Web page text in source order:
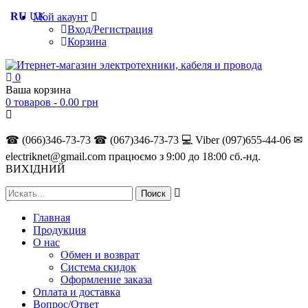
Мой акаунт
Вход/Регистрация
Корзина
0
Ваша корзина
0 товаров - 0.00 грн
☎ (066)346-73-73 ☎ (067)346-73-73 💻 Viber (097)655-44-06 ✉
electriknet@gmail.com працюємо з 9:00 до 18:00 сб.-нд.
ВИХІДНИЙ
Главная
Продукция
О нас
Обмен и возврат
Система скидок
Оформление заказа
Оплата и доставка
Вопрос/Ответ
RU UK